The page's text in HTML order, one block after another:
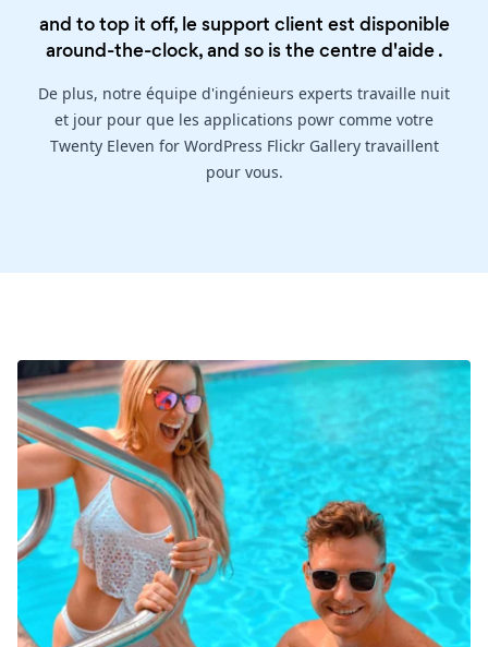
and to top it off, le support client est disponible
around-the-clock, and so is thecentre d'aide.
De plus, notre équipe d'ingénieurs experts travaille nuit
et jour pour que les applications powr comme votre
Twenty Eleven for WordPress Flickr Gallery travaillent
pour vous.